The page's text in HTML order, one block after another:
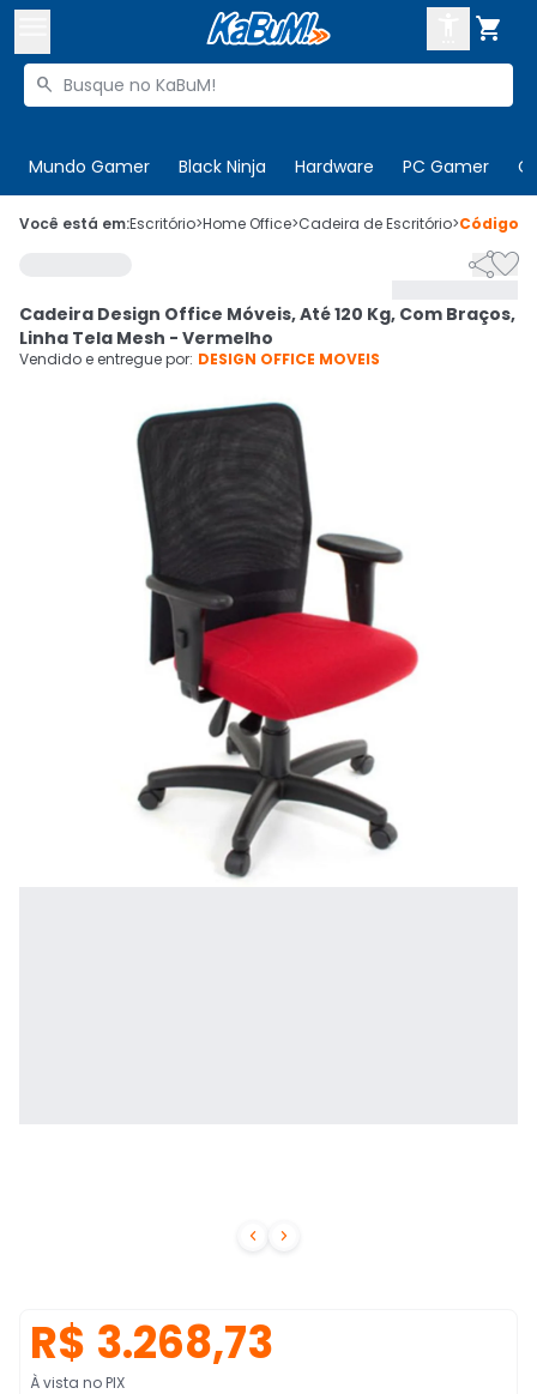

Buscar produtos

Mundo Gamer Black Ninja Hardware PC Gamer
 Olá. Acesse sua conta
Cupons
Ativar tradutor em libras
CADASTRE-SE
Você está em:Escritório>Home Office>Cadeira de Escritório>Código
 

Cadeira Design Office Móveis, Até 120 Kg, Com Braços,
Linha Tela Mesh - Vermelho
Vendido e entregue por: DESIGN OFFICE MOVEIS
R$ 3.268,73
À vista no PIX